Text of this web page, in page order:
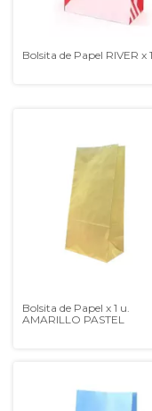
Bolsita de Papel RIVER x 1
Bolsita de Papel x 1 u.
AMARILLO PASTEL